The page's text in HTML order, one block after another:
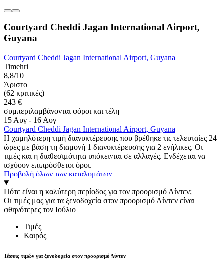
Courtyard Cheddi Jagan International Airport,
Guyana
Courtyard Cheddi Jagan International Airport, Guyana
Timehri
8,8/10
Άριστο
(62 κριτικές)
243 €
συμπεριλαμβάνονται φόροι και τέλη
15 Αυγ - 16 Αυγ
Courtyard Cheddi Jagan International Airport, Guyana
Η χαμηλότερη τιμή διανυκτέρευσης που βρέθηκε τις τελευταίες 24
ώρες με βάση τη διαμονή 1 διανυκτέρευσης για 2 ενήλικες. Οι
τιμές και η διαθεσιμότητα υπόκεινται σε αλλαγές. Ενδέχεται να
ισχύουν επιπρόσθετοι όροι.
Προβολή όλων των καταλυμάτων
Πότε είναι η καλύτερη περίοδος για τον προορισμό Λίντεν;
Οι τιμές μας για τα ξενοδοχεία στον προορισμό Λίντεν είναι
φθηνότερες τον Ιούλιο
Τιμές
Καιρός
Τάσεις τιμών για ξενοδοχεία στον προορισμό Λίντεν